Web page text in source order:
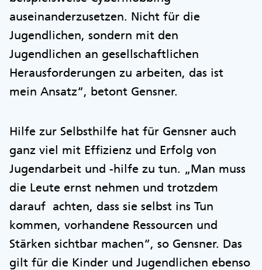
auseinanderzusetzen. Nicht für die
Jugendlichen, sondern mit den
Jugendlichen an gesellschaftlichen
Herausforderungen zu arbeiten, das ist
mein Ansatz“, betont Gensner.
Hilfe zur Selbsthilfe hat für Gensner auch
ganz viel mit Effizienz und Erfolg von
Jugendarbeit und -hilfe zu tun. „Man muss
die Leute ernst nehmen und trotzdem
darauf achten, dass sie selbst ins Tun
kommen, vorhandene Ressourcen und
Stärken sichtbar machen“, so Gensner. Das
gilt für die Kinder und Jugendlichen ebenso